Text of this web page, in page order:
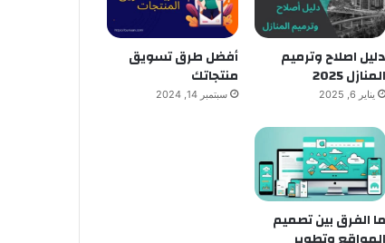
دليل اصلاح وترميم
المنازل 2025
يناير 6, 2025
أفضل طرق تسويق
منتجاتك
سبتمبر 14, 2024
ما الفرق بين تصميم